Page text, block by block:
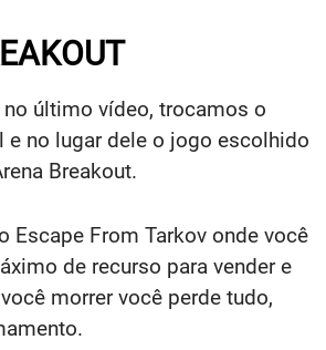
último vídeo, trocamos o
e no lugar dele o jogo escolhido
Breakout.
Escape From Tarkov onde você
de recurso para vender e
morrer você perde tudo,